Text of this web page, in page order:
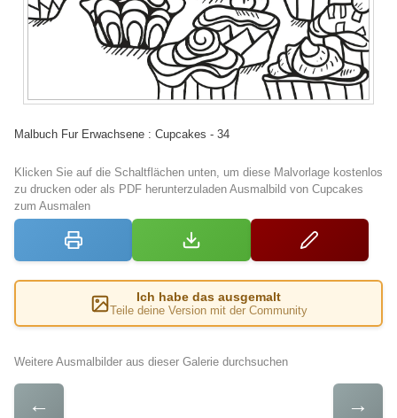
Malbuch Fur Erwachsene : Cupcakes - 34
Klicken Sie auf die Schaltflächen unten, um diese Malvorlage kostenlos
zu drucken oder als PDF herunterzuladen Ausmalbild von Cupcakes
zum Ausmalen
Ich habe das ausgemalt
Teile deine Version mit der Community
Weitere Ausmalbilder aus dieser Galerie durchsuchen
← →